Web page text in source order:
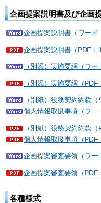
企画提案説明書及び企画
企画提案説明書（ワード
企画提案説明書（PDF：
（別添）実施要綱（ワー
（別添）実施要綱（PDF
（別紙）役務契約約款（
個人情報取扱事項（ワー
（別紙）役務契約約款（
個人情報取扱事項（PDF
企画提案審査要領（ワー
企画提案審査要領（PDF
各種様式